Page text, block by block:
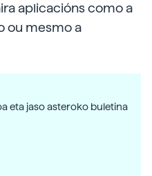
aplicacións como a
ou mesmo a
eta jaso asteroko buletina